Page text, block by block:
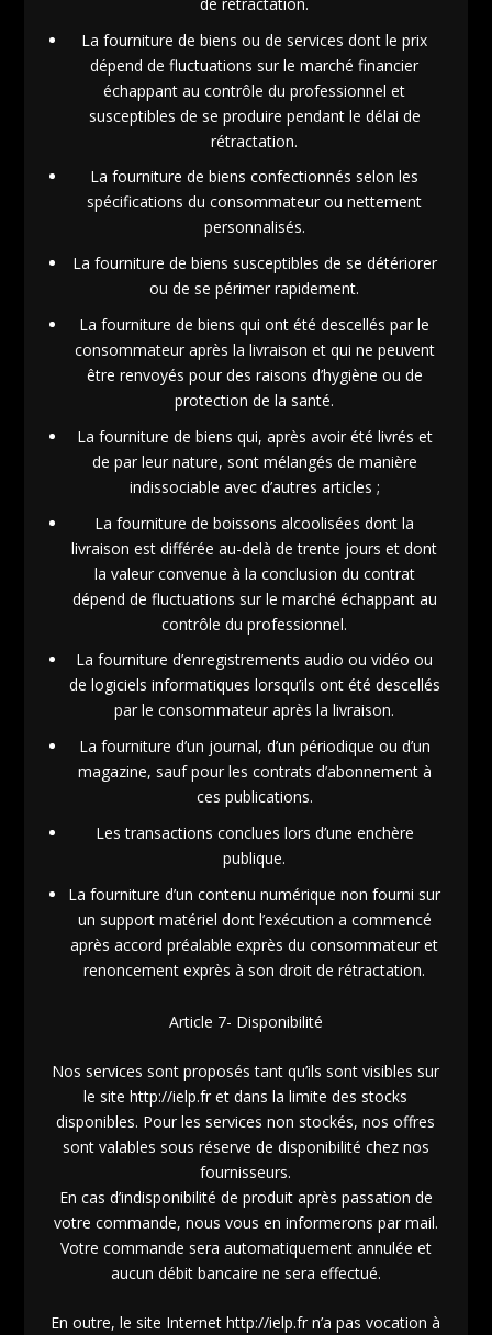
La fourniture de biens ou de services dont le prix
dépend de fluctuations sur le marché financier
échappant au contrôle du professionnel et
susceptibles de se produire pendant le délai de
rétractation.
La fourniture de biens confectionnés selon les
spécifications du consommateur ou nettement
personnalisés.
La fourniture de biens susceptibles de se détériorer
ou de se périmer rapidement.
La fourniture de biens qui ont été descellés par le
consommateur après la livraison et qui ne peuvent
être renvoyés pour des raisons d’hygiène ou de
protection de la santé.
La fourniture de biens qui, après avoir été livrés et
de par leur nature, sont mélangés de manière
indissociable avec d’autres articles ;
La fourniture de boissons alcoolisées dont la
livraison est différée au-delà de trente jours et dont
la valeur convenue à la conclusion du contrat
dépend de fluctuations sur le marché échappant au
contrôle du professionnel.
La fourniture d’enregistrements audio ou vidéo ou
de logiciels informatiques lorsqu’ils ont été descellés
par le consommateur après la livraison.
La fourniture d’un journal, d’un périodique ou d’un
magazine, sauf pour les contrats d’abonnement à
ces publications.
Les transactions conclues lors d’une enchère
publique.
La fourniture d’un contenu numérique non fourni sur
un support matériel dont l’exécution a commencé
après accord préalable exprès du consommateur et
renoncement exprès à son droit de rétractation.
Article 7- Disponibilité
Nos services sont proposés tant qu’ils sont visibles sur
le site http://ielp.fr et dans la limite des stocks
disponibles. Pour les services non stockés, nos offres
sont valables sous réserve de disponibilité chez nos
fournisseurs.
En cas d’indisponibilité de produit après passation de
votre commande, nous vous en informerons par mail.
Votre commande sera automatiquement annulée et
aucun débit bancaire ne sera effectué.
En outre, le site Internet http://ielp.fr n’a pas vocation à